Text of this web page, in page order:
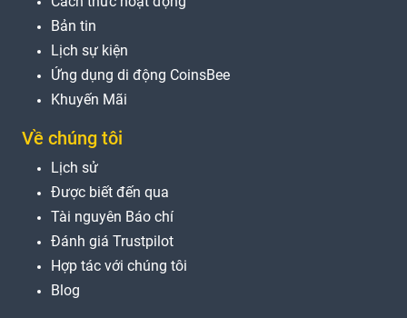
Bản tin
Lịch sự kiện
Ứng dụng di động CoinsBee
Khuyến Mãi
Về chúng tôi
Lịch sử
Được biết đến qua
Tài nguyên Báo chí
Đánh giá Trustpilot
Hợp tác với chúng tôi
Blog